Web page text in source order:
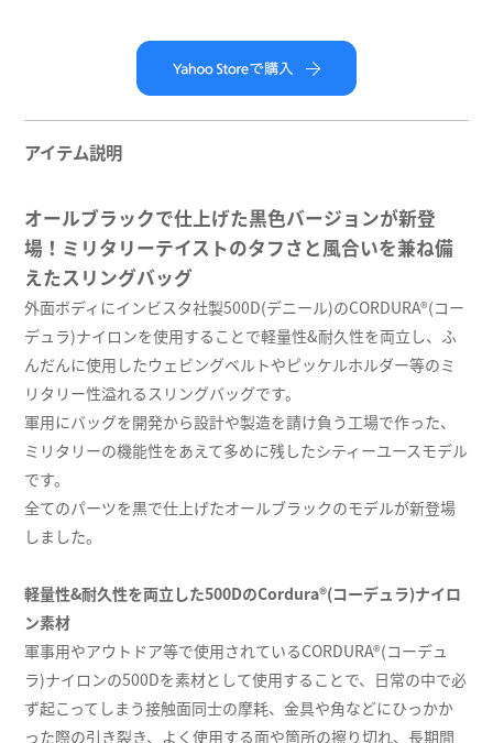
アイテム説明
オールブラックで仕上げた黒色バージョンが新登
場！ミリタリーテイストのタフさと風合いを兼ね備
えたスリングバッグ
外面ボディにインビスタ社製500D(デニール)のCORDURA®(コー
デュラ)ナイロンを使用することで軽量性&耐久性を両立し、ふ
んだんに使用したウェビングベルトやピッケルホルダー等のミ
リタリー性溢れるスリングバッグです。
軍用にバッグを開発から設計や製造を請け負う工場で作った、
ミリタリーの機能性をあえて多めに残したシティーユースモデル
です。
全てのパーツを黒で仕上げたオールブラックのモデルが新登場
しました。
軽量性&耐久性を両立した500DのCordura®(コーデュラ)ナイロ
ン素材
軍事用やアウトドア等で使用されているCORDURA®(コーデュ
ラ)ナイロンの500Dを素材として使用することで、日常の中で必
ず起こってしまう接触面同士の摩耗、金具や角などにひっかか
った際の引き裂き、よく使用する面や箇所の擦り切れ、長期間